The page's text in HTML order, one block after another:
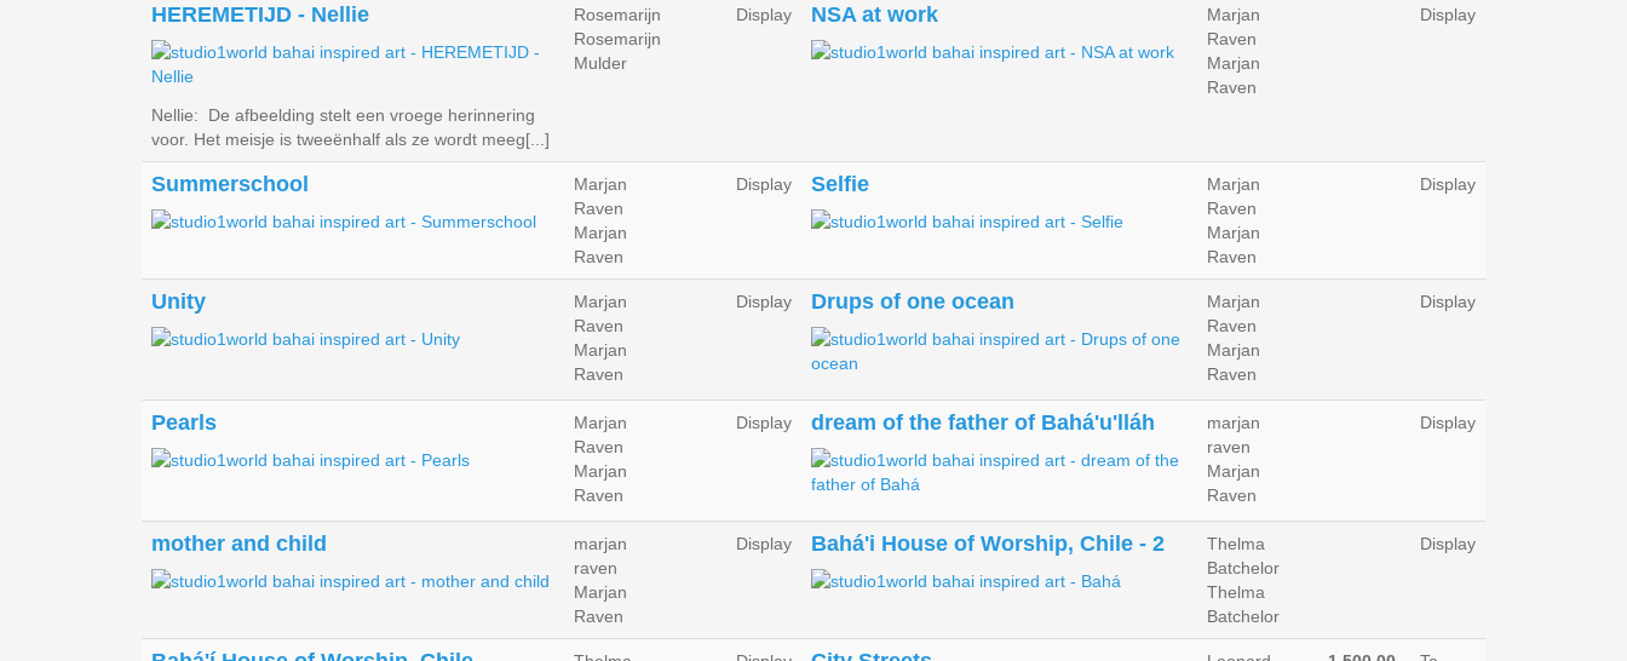
HEREMETIJD - Nellie
Nellie: De afbeelding stelt een vroege herinnering
voor. Het meisje is tweeënhalf als ze wordt meeg[...]
Rosemarijn
Rosemarijn
Mulder
Display NSA at work
Marjan
Raven
Marjan
Raven
Display
Summerschool
Marjan
Raven
Marjan
Raven
Display Selfie
Marjan
Raven
Marjan
Raven
Display
Unity
Marjan
Raven
Marjan
Raven
Display Drups of one ocean
Marjan
Raven
Marjan
Raven
Display
Pearls
Marjan
Raven
Marjan
Raven
Display dream of the father of Bahá'u'lláh
marjan
raven
Marjan
Raven
Display
mother and child
marjan
raven
Marjan
Raven
Display Bahá'i House of Worship, Chile - 2
Thelma
Batchelor
Thelma
Batchelor
Display